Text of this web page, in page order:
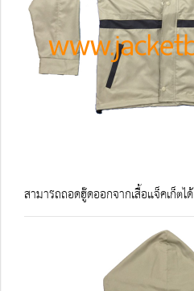
สามารถถอดฮู๊ดออกจากเสื้อแจ็คเก็ตได้